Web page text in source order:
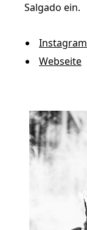
Salgado ein.
Instagram
Webseite